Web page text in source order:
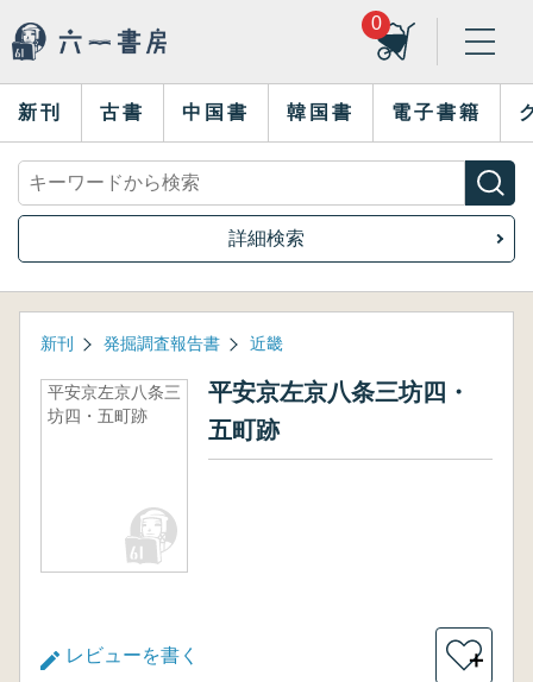
0
新刊 古書 中国書 韓国書 電子書籍
詳細検索
新刊 発掘調査報告書 近畿
平安京左京八条三
坊四・五町跡
平安京左京八条三坊四・
五町跡
レビューを書く ＋